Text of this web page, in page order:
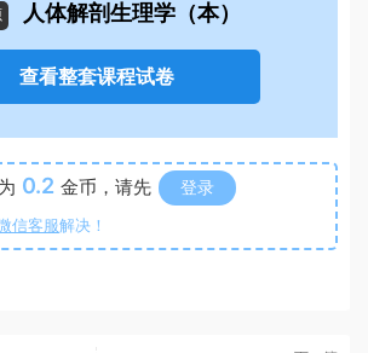
人体解剖生理学（本）
查看整套课程试卷
0.2 金币，请先 登录
信客服解决！